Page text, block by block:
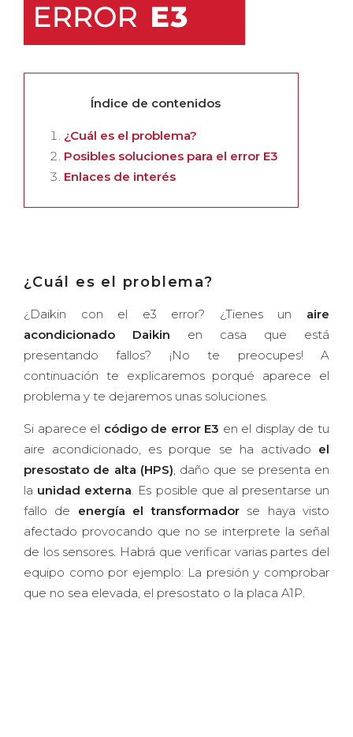
Índice de contenidos
¿Cuál es el problema?
Posibles soluciones para el error E3
Enlaces de interés
¿Cuál es el problema?
¿Daikin con el e3 error? ¿Tienes un aire
acondicionado Daikin en casa que está
presentando fallos? ¡No te preocupes! A
continuación te explicaremos porqué aparece el
problema y te dejaremos unas soluciones.
Si aparece el código de error E3 en el display de tu
aire acondicionado, es porque se ha activado el
presostato de alta (HPS), daño que se presenta en
la unidad externa. Es posible que al presentarse un
fallo de energía el transformadorse haya visto
afectado provocando que no se interprete la señal
de los sensores. Habrá que verificar varias partes del
equipo como por ejemplo: La presión y comprobar
que no sea elevada, el presostato o la placa A1P.